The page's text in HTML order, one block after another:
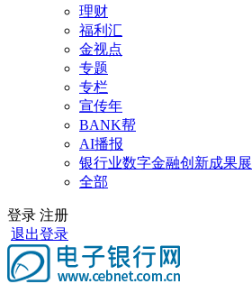
理财
福利汇
金视点
专题
专栏
宣传年
BANK帮
AI播报
银行业数字金融创新成果展
全部
登录 注册
退出登录